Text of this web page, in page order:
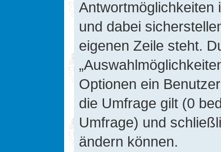
Antwortmöglichkeiten
und dabei
eigenen Zeile steht.
Optionen ein
die Umfrage gilt (0
Umfrage) und
ändern können.